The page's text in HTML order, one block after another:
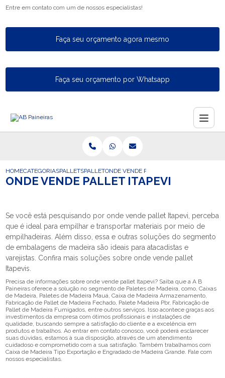
Entre em contato com um de nossos especialistas!
Faça seu orçamento agora mesmo
Faça seu orçamento por Whatsapp
HOMECATEGORIASPALLETSPALLETONDE VENDE PALLET ITAPEVI
ONDE VENDE PALLET ITAPEVI
Se você está pesquisando por onde vende pallet Itapevi, perceba
que é ideal para empilhar e transportar materiais por meio de
empilhadeiras. Além disso, essa e outras soluções do segmento
de embalagens de madeira são ideais para atacadistas e
varejistas. Confira mais soluções sobre onde vende pallet
Itapevis.
Precisa de informações sobre onde vende pallet Itapevi? Saiba que a A B
Paineiras oferece a solução no segmento de Paletes de Madeira, como, Caixas
de Madeira, Paletes de Madeira Mauá, Caixa de Madeira Armazenamento,
Fabricação de Pallet de Madeira Fechado, Palete Madeira Pbr, Fabricação de
Pallet de Madeira Fumigados, entre outros serviços. Isso acontece graças aos
investimentos da empresa com ótimos profissionais e instalações de
qualidade, buscando sempre a satisfação do cliente e a excelência em
produtos e trabalhos. Ao entrar em contato conosco, você poderá esclarecer
suas dúvidas, estamos à sua disposição, através de um atendimento
cuidadoso e comprometido com a sua satisfação. Também trabalhamos com
Caixa de Madeira Tipo Exportação e Engradado de Madeira Grande. Fale com
nossos especialistas.